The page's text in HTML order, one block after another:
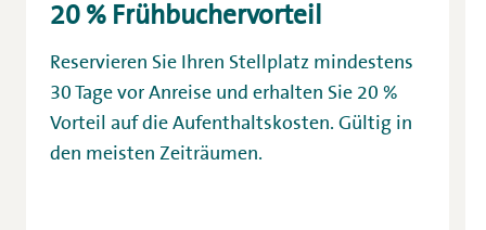
20 % Frühbuchervorteil
Reservieren Sie Ihren Stellplatz mindestens
30 Tage vor Anreise und erhalten Sie 20 %
Vorteil auf die Aufenthaltskosten. Gültig in
den meisten Zeiträumen.